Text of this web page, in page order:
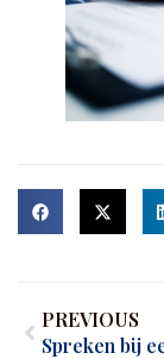
PREVIOUS